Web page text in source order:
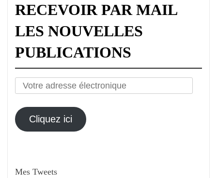
RECEVOIR PAR MAIL
LES NOUVELLES
PUBLICATIONS
Votre
électronique
Cliquez ici
Mes Tweets